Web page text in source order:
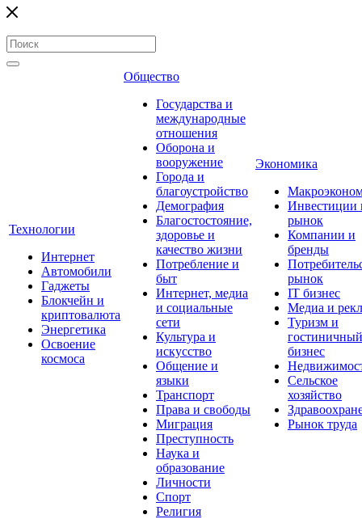
Технологии
Интернет
Автомобили
Гаджеты
Блокчейн и
криптовалюта
Энергетика
Освоение
космоса
Общество
Государства и
международные
отношения
Оборона и
вооружение
Города и
благоустройство
Демография
Благостостояние,
здоровье и
качество жизни
Потребление и
быт
Интернет, медиа
и социальные
сети
Культура и
искусство
Общение и
языки
Транспорт
Права и свободы
Миграция
Преступность
Наука и
образование
Личности
Спорт
Религия
Экономика
Инвестиции
рынок
Компании и
бренды
рынок
IT бизнес
Медиа и
Туризм и
гостиничный
бизнес
Сельское
хозяйство
Рынок труда